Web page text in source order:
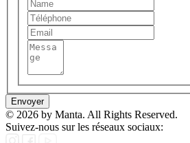
Envoyer
© 2026 by Manta. All Rights Reserved.
Suivez-nous sur les réseaux sociaux: